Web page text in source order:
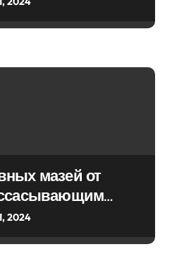
мазей от
2024